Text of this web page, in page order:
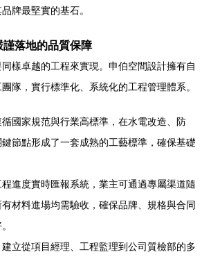
牌最堅實的基石。
謹落地的品質保障
樣卓越的工程來實現。申伯空間設計擁有自
隊，實行標準化、系統化的工程管理體系。
循國家規范與行業高標準，在水電改造、防
節點形成了一套成熟的工藝標準，確保基礎
程進度實時匯報系統，業主可通過專屬渠道隨
材料進場均需驗收，確保品牌、規格與合同
建立從項目經理、工程監理到公司質檢部的多